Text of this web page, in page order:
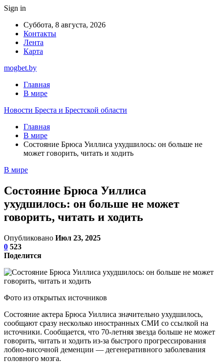
Sign in
Суббота, 8 августа, 2026
Контакты
Лента
Карта
mogbet.by
Главная
В мире
Новости Бреста и Брестской области
Главная
В мире
Состояние Брюса Уиллиса ухудшилось: он больше не
может говорить, читать и ходить
В мире
Состояние Брюса Уиллиса
ухудшилось: он больше не может
говорить, читать и ходить
Опубликовано Июл 23, 2025
0 523
Поделится
Фото из открытых источников
Состояние актера Брюса Уиллиса значительно ухудшилось,
сообщают сразу несколько иностранных СМИ со ссылкой на
источники. Сообщается, что 70-летняя звезда больше не может
говорить, читать и ходить из-за быстрого прогрессирования
лобно-височной деменции — дегенеративного заболевания
головного мозга.